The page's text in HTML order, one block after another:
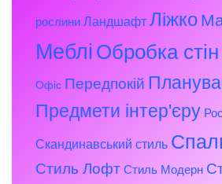
рослини Ландшафт Ліжко
Меблі Обробка стін
Офіс Передпокій
Предмети інтер'єру
Скандинавський стиль
Стиль Лофт Стиль Модерн